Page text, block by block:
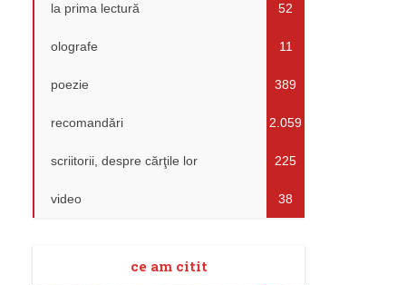
la prima lectură 52
olografe 11
poezie 389
recomandări 2.059
scriitorii, despre cărţile lor 225
video 38
ce am citit